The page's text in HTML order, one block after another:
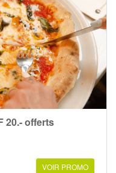
20.- offerts
VOIR PROMO